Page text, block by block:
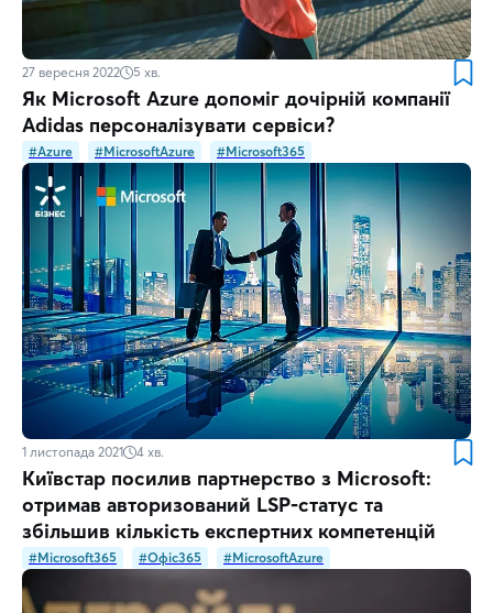
27 вересня 2022 5 хв.
Як Microsoft Azure допоміг дочірній компанії
Adidas персоналізувати сервіси?
#Azure #MicrosoftAzure #Microsoft365
1 листопада 2021 4 хв.
Київстар посилив партнерство з Microsoft:
отримав авторизований LSP-статус та
збільшив кількість експертних компетенцій
#Microsoft365 #Офіс365 #MicrosoftAzure